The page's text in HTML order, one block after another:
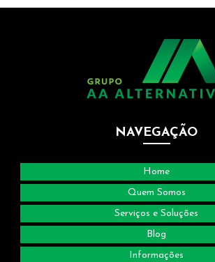
Empresa de reciclagem
Empresa de transporte de resíduos
Empresa de tratamento de resíduos industriais
Empresa de trituração de papel
Empresas de compra de sucata
NAVEGAÇÃO
Home
Quem Somos
Serviços e Soluções
Blog
Informações